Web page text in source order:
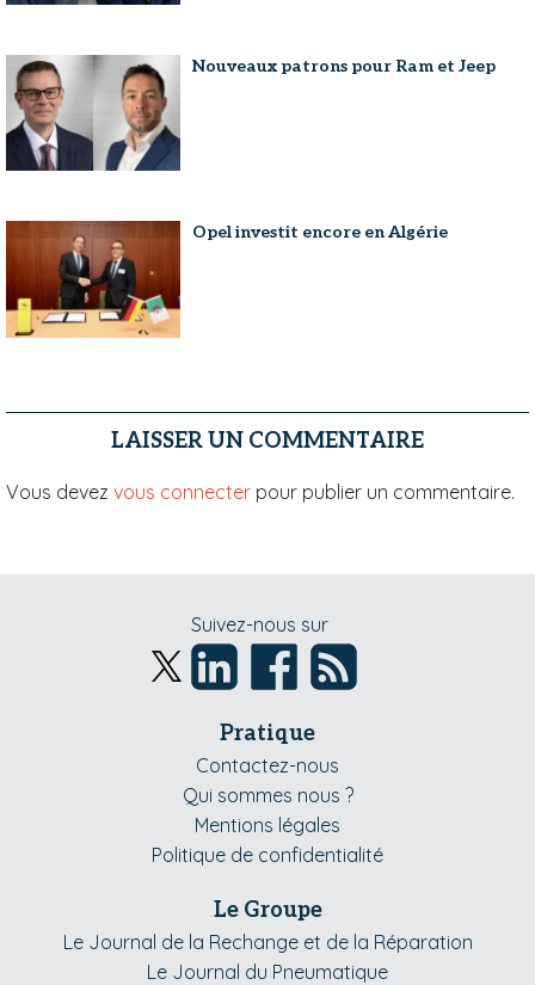
Nouveaux patrons pour Ram et Jeep
Opel investit encore en Algérie
LAISSER UN COMMENTAIRE
Vous devez vous connecter pour publier un commentaire.
Suivez-nous sur
Pratique
Contactez-nous
Qui sommes nous ?
Mentions légales
Politique de confidentialité
Le Groupe
Le Journal de la Rechange et de la Réparation
Le Journal du Pneumatique